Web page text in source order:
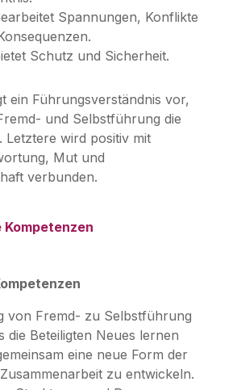
Spannungen, Konflikte
Schutz und Sicherheit.
ein Führungsverständnis vor,
und Selbstführung die
Letztere wird positiv mit
Mut und
verbunden.
von Fremd- zu Selbstführung
die Beteiligten Neues lernen
eine neue Form der
zu entwickeln.